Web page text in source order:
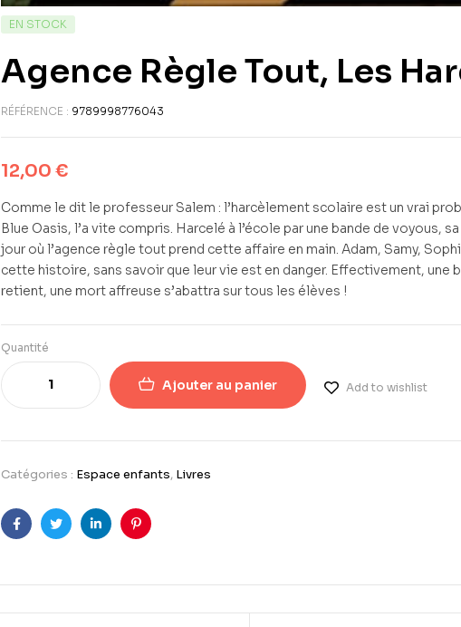
EN STOCK
Agence Règle Tout, Les
RÉFÉRENCE : 9789998776043
12,00 €
Comme le dit le professeur Salem : l’harcèlement scolaire est un vrai
Blue Oasis, l’a vite compris. Harcelé à l’école par une bande de voyous,
jour où l’agence règle tout prend cette affaire en main. Adam, Samy,
cette histoire, sans savoir que leur vie est en danger. Effectivement,
retient, une mort affreuse s’abattra sur tous les élèves !
Quantité
Ajouter au panier Add to wishlist
Catégories : Espace enfants, Livres
FacebookTwitterLinkedInPinterest